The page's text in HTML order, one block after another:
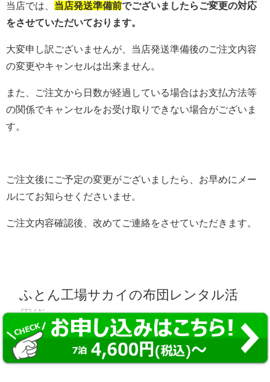
当店では、 当店発送準備前でございましたらご変更の対応
をさせていただいております。
大変申し訳ございませんが、当店発送準備後のご注文内容
の変更やキャンセルは出来ません。
また、ご注文から日数が経過している場合はお支払方法等
の関係でキャンセルをお受け取りできない場合がございま
す。
ご注文後にご予定の変更がございましたら、お早めにメー
ルにてお知らせくださいませ。
ご注文内容確認後、改めてご連絡をさせていただきます。
ふとん工場サカイの布団レンタル活
用術
布団レンタルはこんな時にも便利です。